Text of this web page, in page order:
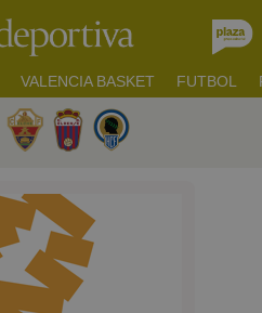
VALENCIA BASKET FUTBOL